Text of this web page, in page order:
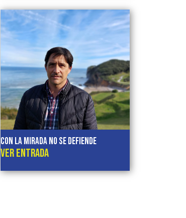
CON LA MIRADA NO SE DEFIENDE
VER ENTRADA